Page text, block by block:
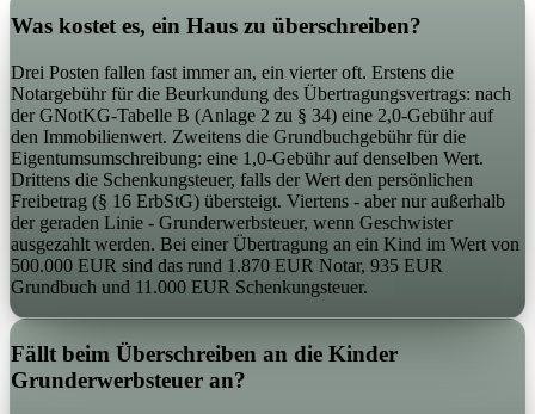
Was kostet es, ein Haus zu überschreiben?
Drei Posten fallen fast immer an, ein vierter oft. Erstens die
Notargebühr für die Beurkundung des Übertragungsvertrags: nach
der GNotKG-Tabelle B (Anlage 2 zu § 34) eine 2,0-Gebühr auf
den Immobilienwert. Zweitens die Grundbuchgebühr für die
Eigentumsumschreibung: eine 1,0-Gebühr auf denselben Wert.
Drittens die Schenkungsteuer, falls der Wert den persönlichen
Freibetrag (§ 16 ErbStG) übersteigt. Viertens - aber nur außerhalb
der geraden Linie - Grunderwerbsteuer, wenn Geschwister
ausgezahlt werden. Bei einer Übertragung an ein Kind im Wert von
500.000 EUR sind das rund 1.870 EUR Notar, 935 EUR
Grundbuch und 11.000 EUR Schenkungsteuer.
Fällt beim Überschreiben an die Kinder
Grunderwerbsteuer an?